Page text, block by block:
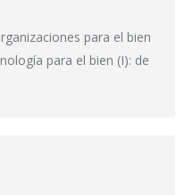
para el bien
para el bien (I): de